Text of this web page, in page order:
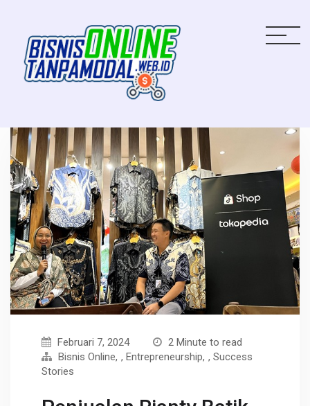
Februari 7, 2024
2 Minute to read
Bisnis Online , Entrepreneurship , Success
Stories